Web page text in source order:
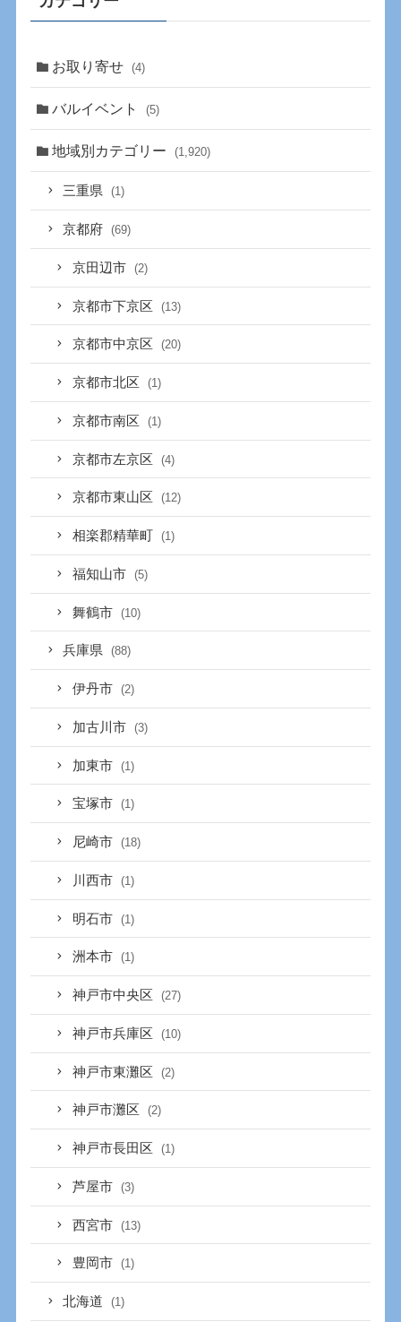
お取り寄せ (4)
バルイベント (5)
地域別カテゴリー (1,920)
三重県 (1)
京都府 (69)
京田辺市 (2)
京都市下京区 (13)
京都市中京区 (20)
京都市北区 (1)
京都市南区 (1)
京都市左京区 (4)
京都市東山区 (12)
相楽郡精華町 (1)
福知山市 (5)
舞鶴市 (10)
兵庫県 (88)
伊丹市 (2)
加古川市 (3)
加東市 (1)
宝塚市 (1)
尼崎市 (18)
川西市 (1)
明石市 (1)
洲本市 (1)
神戸市中央区 (27)
神戸市兵庫区 (10)
神戸市東灘区 (2)
神戸市灘区 (2)
神戸市長田区 (1)
芦屋市 (3)
西宮市 (13)
豊岡市 (1)
北海道 (1)